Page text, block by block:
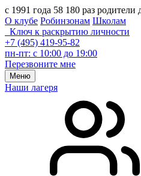
с 1991 года 58 180 раз
О клубе Робинзонам Школам
Ключ к раскрытию личности
+7 (495) 419-95-82
пн-пт: с 10:00 до 19:00
Перезвоните мне
Меню
Наши лагеря